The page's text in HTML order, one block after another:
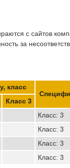
с сайтов
за
класс
Класс 3
Класс: 3
Класс: 3
Класс: 3
Класс: 3